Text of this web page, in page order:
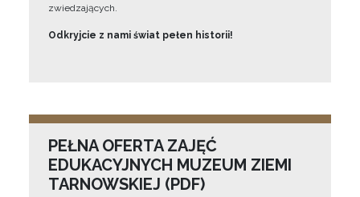
zwiedzających.
Odkryjcie z nami świat pełen historii!
PEŁNA OFERTA ZAJĘĆ
EDUKACYJNYCH MUZEUM ZIEMI
TARNOWSKIEJ (PDF)